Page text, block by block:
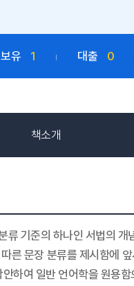
보유 1 대출 0
책소개
류 기준의 하나인 서법의
른 문장 분류를 제시함에
하여 일반 언어학을 원용